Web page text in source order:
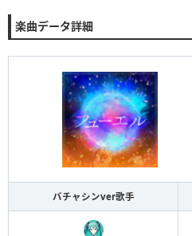
楽曲データ詳細
バチャシンver歌手